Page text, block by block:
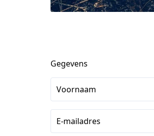
Gegevens
Voornaam
E-mailadres